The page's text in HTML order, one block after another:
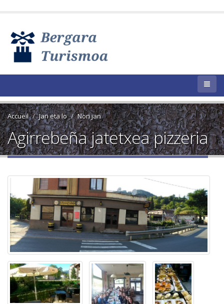
Accueil Jan eta lo Non jan
Agirrebeña jatetxea pizzeria